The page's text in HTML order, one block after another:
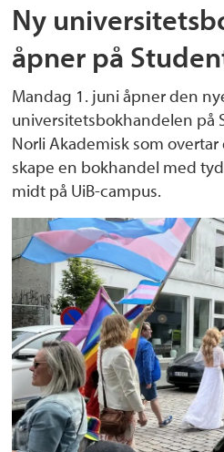
Ny
åpner på
Mandag 1. juni åpner den
universitetsbokhandelen på
Norli Akademisk som
skape en bokhandel med
midt på UiB-campus.